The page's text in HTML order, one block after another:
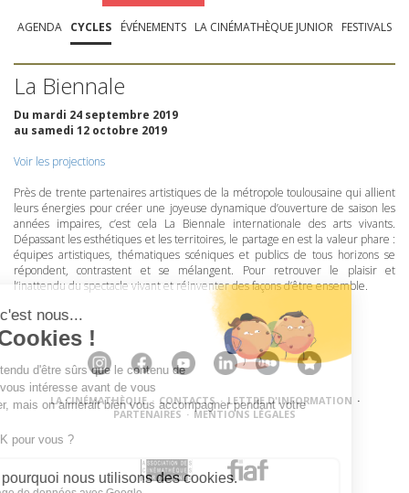
AGENDA CYCLES ÉVÉNEMENTS LA CINÉMATHÈQUE JUNIOR FESTIVALS
La Biennale
Du mardi 24 septembre 2019
au samedi 12 octobre 2019
Voir les projections
Près de trente partenaires artistiques de la métropole toulousaine qui allient
leurs énergies pour créer une joyeuse dynamique d’ouverture de saison les
années impaires, c’est cela La Biennale internationale des arts vivants.
Dépassant les esthétiques et les territoires, le partage en est la valeur phare :
équipes artistiques, thématiques scéniques et publics de tous horizons se
répondent, contrastent et se mélangent. Pour retrouver le plaisir et
l’inattendu du spectacle vivant et réinventer des façons d’être ensemble.
LA CINÉMATHÈQUE · CONTACTS · LETTRE D'INFORMATION ·
PARTENAIRES · MENTIONS LÉGALES